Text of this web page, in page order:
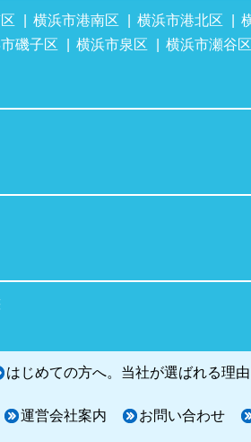
横浜市港南区 横浜市港北区
磯子区 横浜市泉区 横浜市瀬谷区
はじめての方へ。当社が選ばれる理由
運営会社案内 お問い合わせ